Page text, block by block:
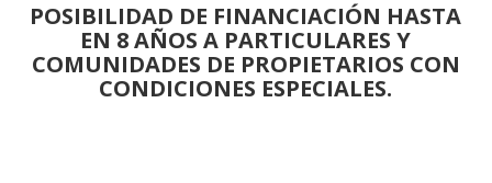
POSIBILIDAD DE FINANCIACIÓN HASTA
EN 8 AÑOS A PARTICULARES Y
COMUNIDADES DE PROPIETARIOS CON
CONDICIONES ESPECIALES.